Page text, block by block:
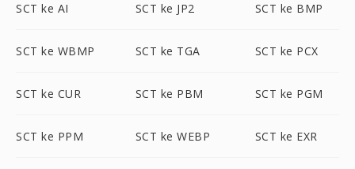
SCT ke AI SCT ke JP2 SCT ke BMP
SCT ke WBMP SCT ke TGA SCT ke PCX
SCT ke CUR SCT ke PBM SCT ke PGM
SCT ke PPM SCT ke WEBP SCT ke EXR